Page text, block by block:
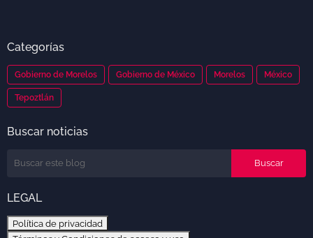
Categorías
Gobierno de Morelos Gobierno de México Morelos México
Tepoztlán
Buscar noticias
LEGAL
Política de privacidad